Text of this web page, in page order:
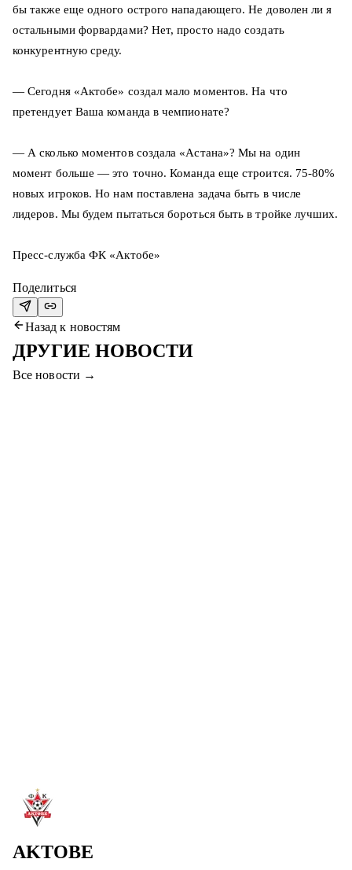
бы также еще одного острого нападающего. Не доволен ли я
остальными форвардами? Нет, просто надо создать
конкурентную среду.
— Сегодня «Актобе» создал мало моментов. На что
претендует Ваша команда в чемпионате?
— А сколько моментов создала «Астана»? Мы на один
момент больше — это точно. Команда еще строится. 75-80%
новых игроков. Но нам поставлена задача быть в числе
лидеров. Мы будем пытаться бороться быть в тройке лучших.
Пресс-служба ФК «Актобе»
Поделиться
Назад к новостям
ДРУГИЕ НОВОСТИ
Все новости →
Читать далее
AKTOBE